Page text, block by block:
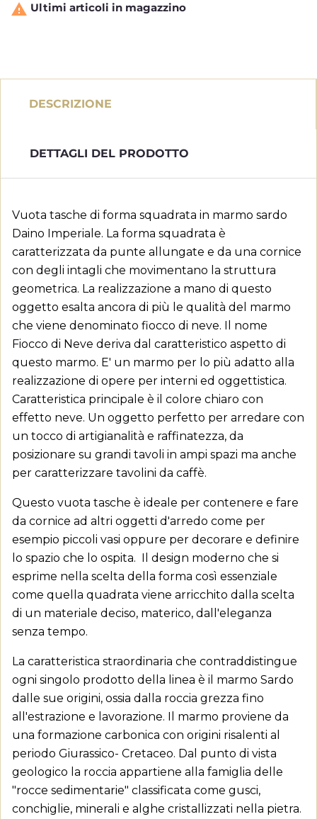
Aggiungi alla lista dei
desideri
×
add_circle_outline Crea nuova lista
Crea lista dei desideri ×
Nome lista dei desideri
Annulla Crea lista dei desideri
Accedi ×
Devi avere effettuato l'accesso per salvare dei
prodotti nella tua lista dei desideri.
Annulla Accedi
 Ultimi articoli in magazzino
DESCRIZIONE
DETTAGLI DEL PRODOTTO
Vuota tasche di forma squadrata in marmo sardo
Daino Imperiale. La forma squadrata è
caratterizzata da punte allungate e da una cornice
con degli intagli che movimentano la struttura
geometrica. La realizzazione a mano di questo
oggetto esalta ancora di più le qualità del marmo
che viene denominato fiocco di neve. Il nome
Fiocco di Neve deriva dal caratteristico aspetto di
questo marmo. E' un marmo per lo più adatto alla
realizzazione di opere per interni ed oggettistica.
Caratteristica principale è il colore chiaro con
effetto neve. Un oggetto perfetto per arredare con
un tocco di artigianalità e raffinatezza, da
posizionare su grandi tavoli in ampi spazi ma anche
per caratterizzare tavolini da caffè.
Questo vuota tasche è ideale per contenere e fare
da cornice ad altri oggetti d'arredo come per
esempio piccoli vasi oppure per decorare e definire
lo spazio che lo ospita. Il design moderno che si
esprime nella scelta della forma così essenziale
come quella quadrata viene arricchito dalla scelta
di un materiale deciso, materico, dall'eleganza
senza tempo.
La caratteristica straordinaria che contraddistingue
ogni singolo prodotto della linea è il marmo Sardo
dalle sue origini, ossia dalla roccia grezza fino
all'estrazione e lavorazione. Il marmo proviene da
una formazione carbonica con origini risalenti al
periodo Giurassico- Cretaceo. Dal punto di vista
geologico la roccia appartiene alla famiglia delle
"rocce sedimentarie" classificata come gusci,
conchiglie, minerali e alghe cristallizzati nella pietra.